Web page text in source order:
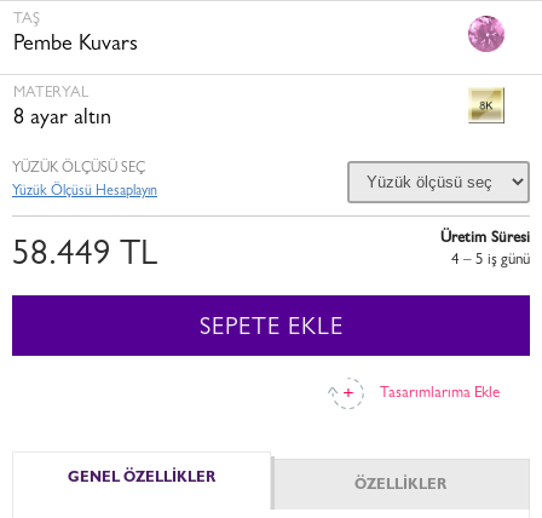
TAŞ
Pembe Kuvars
MATERYAL
8 ayar altın
Tasarımlarıma Ekle
YÜZÜK ÖLÇÜSÜ SEÇ
Yüzük Ölçüsü Hesaplayın
58.449 TL
Üretim Süresi
4 – 5 i̇ş günü
SEPETE EKLE
GENEL ÖZELLİKLER ÖZELLİKLER